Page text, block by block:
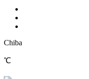
Chiba
℃